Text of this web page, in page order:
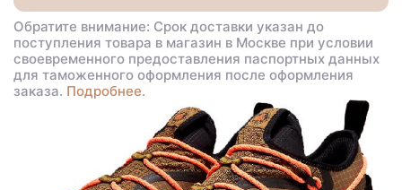
Обратите внимание: Срок доставки указан до
поступления товара в магазин в Москве при условии
своевременного предоставления паспортных данных
для таможенного оформления после оформления
заказа. Подробнее.